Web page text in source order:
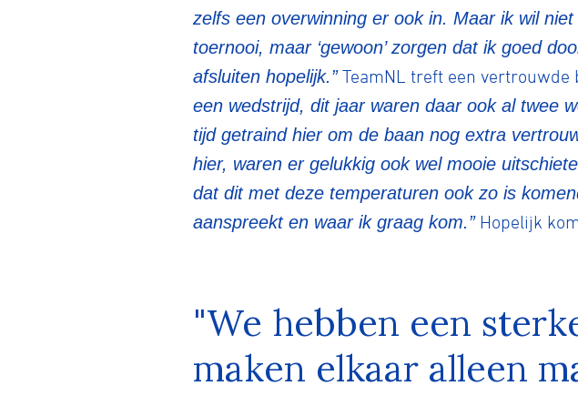
zelfs een overwinning er ook in. Maar ik wil
toernooi, maar ‘gewoon’ zorgen dat ik goed
afsluiten hopelijk.”TeamNL treft een vertrouwde
een wedstrijd, dit jaar waren daar ook al twee
tijd getraind hier om de baan nog extra
hier, waren er gelukkig ook wel mooie
dat dit met deze temperaturen ook zo is
aanspreekt en waar ik graag kom.”Hopelijk
"We hebben een
maken elkaar alleen